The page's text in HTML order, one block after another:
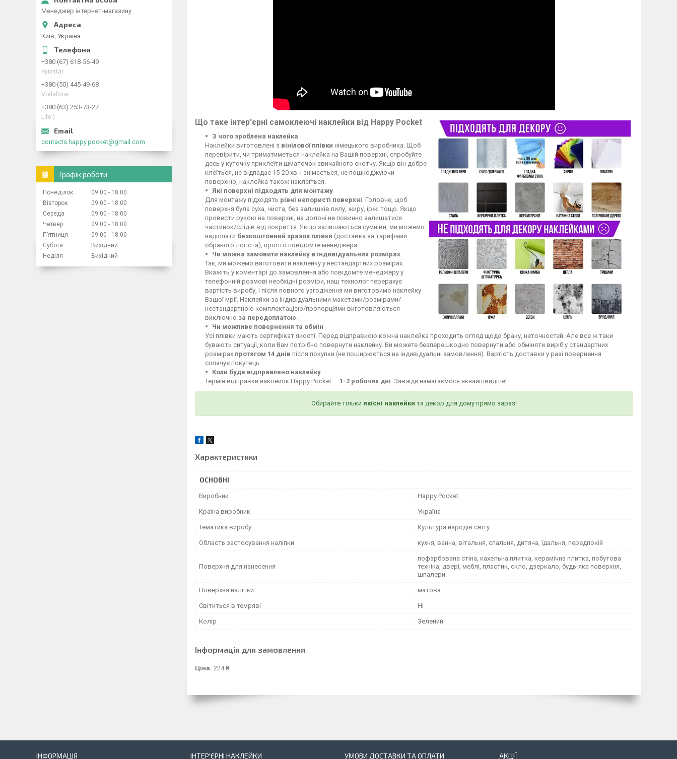
Що таке інтер'єрні самоклеючі наклейки від Happy Pocket
З чого зроблена наклейка
Наклейки виготовлені з вінілової плівки німецького виробника. Щоб
перевірити, чи триматиметься наклейка на Вашій поверхні, спробуйте
десь у куточку приклеїти шматочок звичайного скотчу. Якщо він добре
клеїться, не відпадає 15-20 хв. і знімається, не пошкоджуючи
поверхню, наклейка також наклеїться.
Які поверхні підходять для монтажу
Для монтажу підходять рівні непористі поверхні . Головне, щоб
поверхня була суха, чиста, без залишків пилу, жиру, іржі тощо. Якщо
провести рукою на поверхні, на долоні не повинно залишатися
частинок/слідів від покриття. Якщо залишаються сумніви, ми можемо
надіслати безкоштовний зразок плівки (доставка за тарифами
обраного логіста), просто повідомте менеджера.
Чи можна замовити наклейку в індивідуальних розмірах
Так, ми можемо виготовити наклейку у нестандартних розмірах.
Вкажіть у коментарі до замовлення або повідомте менеджеру у
телефонній розмові необхідні розміри, наш технолог перерахує
вартість виробу, і після повного узгодження ми виготовимо наклейку
Вашої мрії. Наклейки за індивідуальними макетами/розмірами/
нестандартною комплектацією/пропорціями виготовляються
виключно за передоплатою
Чи можливе повернення та обмін
Усі плівки мають сертифікат якості. Перед відправкою кожна наклейка проходить огляд щодо браку, неточностей. Але все ж таки
бувають ситуації, коли Вам потрібно повернути наклейку. Ви можете безперешкодно повернути або обміняти виріб у стандартних
розмірах протягом 14 днів після покупки (не поширюється на індивідуальні замовлення). Вартість доставки у разі повернення
сплачує покупець.
Коли буде відправлено наклейку
Термін відправки наклейок Happy Pocket — 1-2 робочих дні . Завжди намагаємося якнайшвидше!
Обирайте тільки якісні наклейки та декор для дому прямо зараз!
Характеристики
ОСНОВНІ
Виробник Happy Pocket
Країна виробник Україна
Тематика виробу Культура народів світу
Область застосування наліпки кухня, ванна, вітальня, спальня, дитяча, їдальня, передпокій
Поверхня для нанесення
пофарбована стіна, кахельна плитка, керамічна плитка, побутова
техніка, двері, меблі, пластик, скло, дзеркало, будь-яка поверхня,
шпалери
Поверхня наліпки матова
Світиться в темряві Ні
Колір Зелений
Інформація для замовлення
Ціна: 224 ₴
Менеджер інтернет-магазину
Київ, Україна
+380 (67) 618-56-49
Kyivstar
+380 (50) 445-49-68
Vodafone
+380 (63) 253-73-27
Life:)
contacts.happy.pocket@gmail.com
Графік роботи
Понеділок 09:00
18:00
Вівторок
09:00
18:00
Середа
09:00
18:00
Четвер
09:00
18:00
Пʼятниця
09:00
18:00
Субота
Вихідний
Неділя
Вихідний
ІНФОРМАЦІЯ ІНТЕР'ЄРНІ НАКЛЕЙКИ УМОВИ ДОСТАВКИ ТА ОПЛАТИ АКЦІЇ